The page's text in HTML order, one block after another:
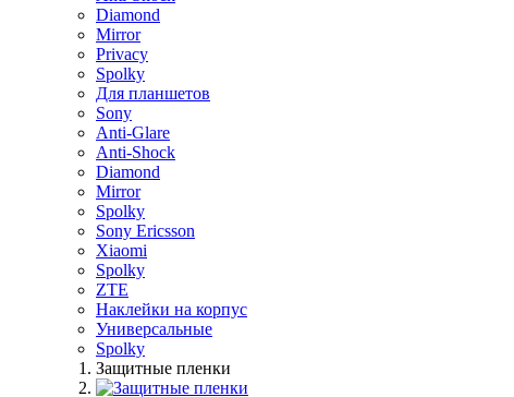
Diamond
Mirror
Privacy
Spolky
Для планшетов
Sony
Anti-Glare
Anti-Shock
Diamond
Mirror
Spolky
Sony Ericsson
Xiaomi
Spolky
ZTE
Наклейки на корпус
Универсальные
Spolky
Защитные пленки